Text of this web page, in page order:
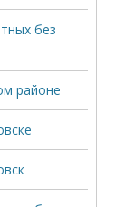
без
районе